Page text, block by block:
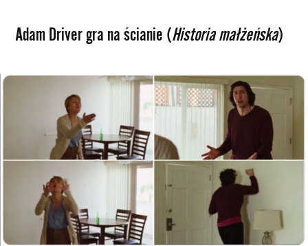
Adam Driver gra na ścianie (Historia małżeńska)